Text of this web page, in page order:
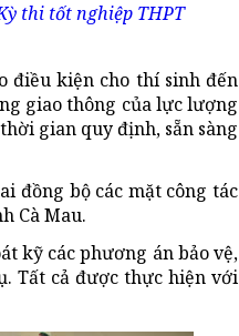
thi tốt nghiệp THPT
điều kiện cho thí sinh đến
giao thông của lực lượng
gian quy định, sẵn sàng
đồng bộ các mặt công tác
Cà Mau.
kỹ các phương án bảo vệ,
Tất cả được thực hiện với